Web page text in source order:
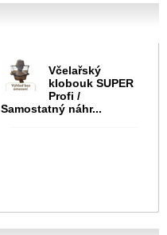
Včelařský
klobouk SUPER
Profi /
Samostatný náhr...